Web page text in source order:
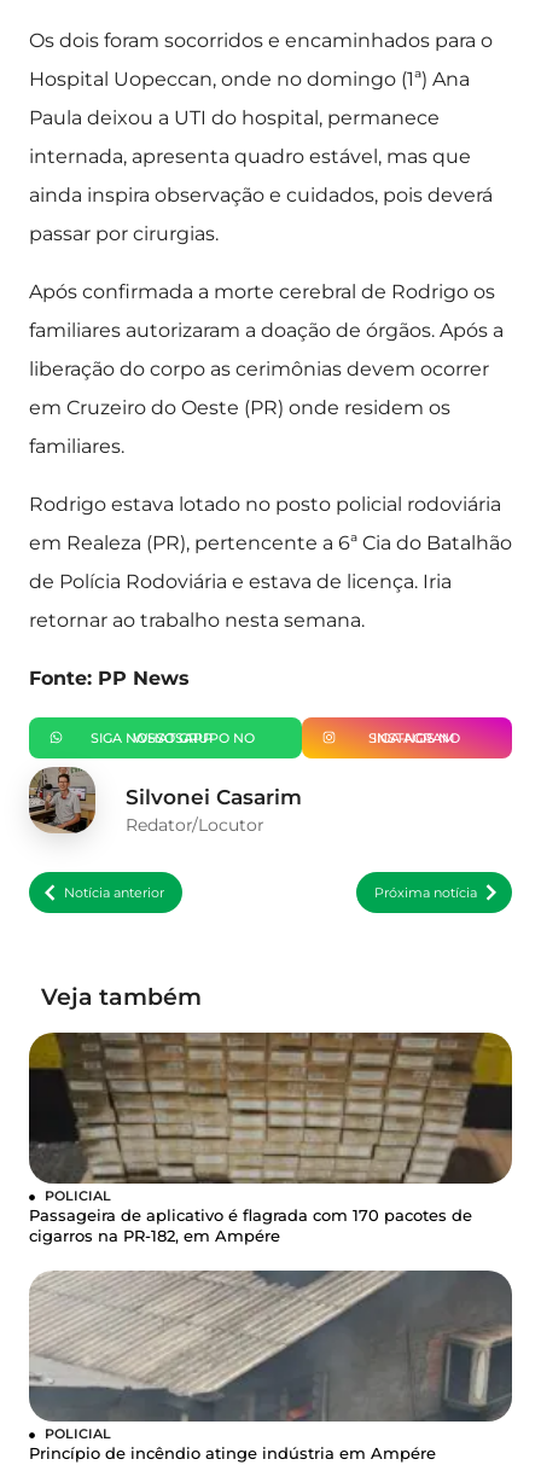
Os dois foram socorridos e encaminhados para o
Hospital Uopeccan, onde no domingo (1ª) Ana
Paula deixou a UTI do hospital, permanece
internada, apresenta quadro estável, mas que
ainda inspira observação e cuidados, pois deverá
passar por cirurgias.
Após confirmada a morte cerebral de Rodrigo os
familiares autorizaram a doação de órgãos. Após a
liberação do corpo as cerimônias devem ocorrer
em Cruzeiro do Oeste (PR) onde residem os
familiares.
Rodrigo estava lotado no posto policial rodoviária
em Realeza (PR), pertencente a 6ª Cia do Batalhão
de Polícia Rodoviária e estava de licença. Iria
retornar ao trabalho nesta semana.
Fonte: PP News
SIGA NOSSO GRUPO NO WHATSAPP SIGA-NOS NO INSTAGRAM
Silvonei Casarim
Redator/Locutor
Notícia anterior Próxima notícia
Veja também
POLICIAL
Passageira de aplicativo é flagrada com 170 pacotes de
cigarros na PR-182, em Ampére
POLICIAL
Princípio de incêndio atinge indústria em Ampére